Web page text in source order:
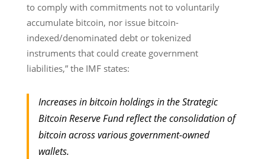
to comply with commitments not to voluntarily
accumulate bitcoin, nor issue bitcoin-
indexed/denominated debt or tokenized
instruments that could create government
liabilities,” the IMF states:
Increases in bitcoin holdings in the Strategic
Bitcoin Reserve Fund reflect the consolidation of
bitcoin across various government-owned
wallets.